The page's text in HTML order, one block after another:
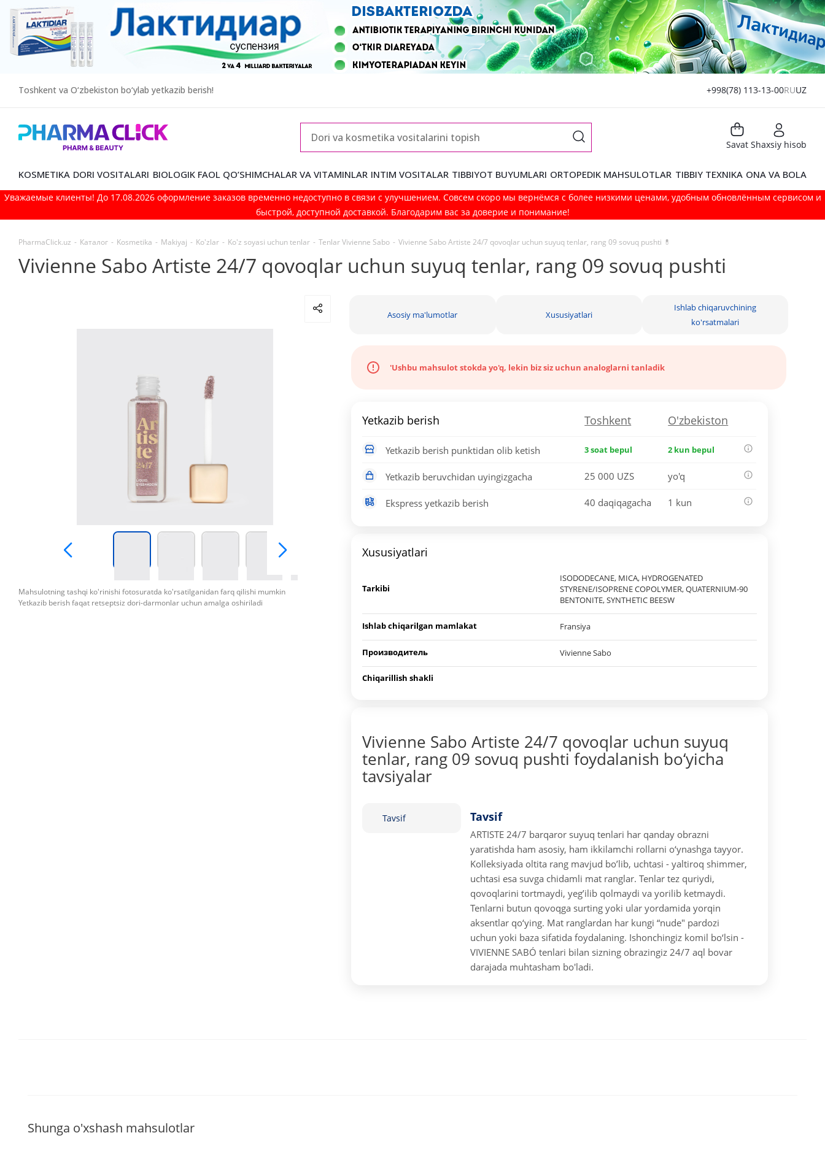
Toshkent va O‘zbekiston bo‘ylab yetkazib berish! +998(78) 113-13-00RUUZ
Savat Shaxsiy hisob
KOSMETIKA DORI VOSITALARI BIOLOGIK FAOL QO’SHIMCHALAR VA VITAMINLAR INTIM VOSITALAR TIBBIYOT BUYUMLARI ORTOPEDIK MAHSULOTLAR TIBBIY TEXNIKA ONA VA BOLA
Уважаемые клиенты! До 17.08.2026 оформление заказов временно недоступно в связи с улучшением. Совсем скоро мы вернёмся с более низкими ценами, удобным обновлённым сервисом и
быстрой, доступной доставкой. Благодарим вас за доверие и понимание!
PharmaClick.uz - Каталог - Kosmetika - Makiyaj - Ko'zlar - Ko'z soyasi uchun tenlar - Tenlar Vivienne Sabo - Vivienne Sabo Artiste 24/7 qovoqlar uchun suyuq tenlar, rang 09 sovuq pushti 💊
Vivienne Sabo Artiste 24/7 qovoqlar uchun suyuq tenlar, rang 09 sovuq pushti
Mahsulotning tashqi ko'rinishi fotosuratda ko'rsatilganidan farq qilishi mumkin
Yetkazib berish faqat retseptsiz dori-darmonlar uchun amalga oshiriladi
Asosiy ma'lumotlar Xususiyatlari
Ishlab chiqaruvchining
ko'rsatmalari
'Ushbu mahsulot stokda yo'q, lekin biz siz uchun analoglarni tanladik
Yetkazib berish Toshkent O'zbekiston
Yetkazib berish punktidan olib ketish 3 soat bepul 2 kun bepul
Yetkazib beruvchidan uyingizgacha 25 000 UZS yo'q
Ekspress yetkazib berish 40 daqiqagacha 1 kun
Xususiyatlari
Tarkibi
ISODODECANE, MICA, HYDROGENATED
STYRENE/ISOPRENE COPOLYMER, QUATERNIUM-90
BENTONITE, SYNTHETIC BEESW
Ishlab chiqarilgan mamlakat Fransiya
Производитель Vivienne Sabo
Chiqarillish shakli
Vivienne Sabo Artiste 24/7 qovoqlar uchun suyuq
tenlar, rang 09 sovuq pushti foydalanish bo‘yicha
tavsiyalar
Tavsif Tavsif
ARTISTE 24/7 barqaror suyuq tenlari har qanday obrazni
yaratishda ham asosiy, ham ikkilamchi rollarni o‘ynashga tayyor.
Kolleksiyada oltita rang mavjud bo’lib, uchtasi - yaltiroq shimmer,
uchtasi esa suvga chidamli mat ranglar. Tenlar tez quriydi,
qovoqlarini tortmaydi, yeg’ilib qolmaydi va yorilib ketmaydi.
Tenlarni butun qovoqga surting yoki ular yordamida yorqin
aksentlar qo‘ying. Mat ranglardan har kungi “nude" pardozi
uchun yoki baza sifatida foydalaning. Ishonchingiz komil bo‘lsin -
VIVIENNE SABÓ tenlari bilan sizning obrazingiz 24/7 aql bovar
darajada muhtasham bo'ladi.
Shunga o'xshash mahsulotlar